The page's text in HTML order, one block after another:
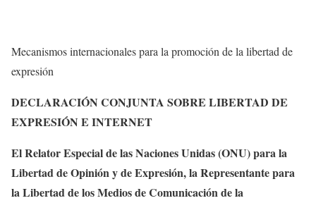
Mecanismos internacionales para la promoción de la libertad de
expresión
DECLARACIÓN CONJUNTA SOBRE LIBERTAD DE
EXPRESIÓN E INTERNET
El Relator Especial de las Naciones Unidas (ONU) para la
Libertad de Opinión y de Expresión, la Representante para
la Libertad de los Medios de Comunicación de la